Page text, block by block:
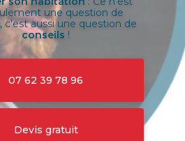
une question de
, c'est aussi une question de
conseils !
07 62 39 78 96
Devis gratuit